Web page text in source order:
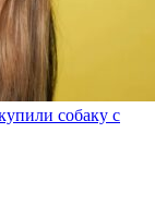
собаку с